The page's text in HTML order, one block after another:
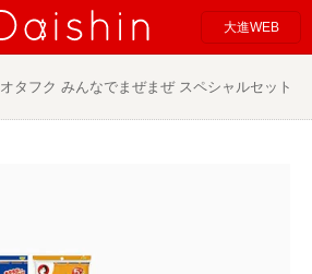
大進WEB
オタフク みんなでまぜまぜ スペシャルセット